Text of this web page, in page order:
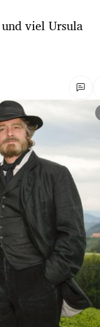
viel Ursula